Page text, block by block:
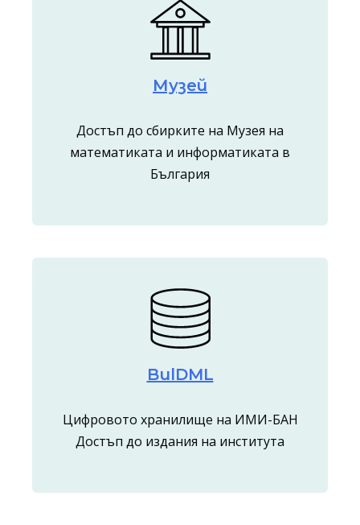
Музей
Достъп до сбирките на Музея на
математиката и информатиката в
България
BulDML
Цифровото хранилище на ИМИ-БАН
Достъп до издания на института